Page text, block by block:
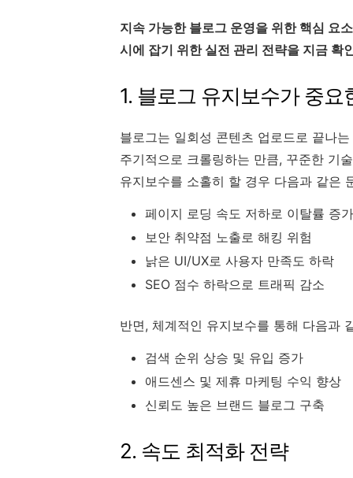
지속 가능한 블로그 운영을 위한 핵심 요
시에 잡기 위한 실전 관리 전략을 지금 확
1. 블로그 유지보수가 중요
블로그는 일회성 콘텐츠 업로드로 끝나
주기적으로 크롤링하는 만큼, 꾸준한 기
유지보수를 소홀히 할 경우 다음과 같은
페이지 로딩 속도 저하로 이탈률 증가
보안 취약점 노출로 해킹 위험
낡은 UI/UX로 사용자 만족도 하락
SEO 점수 하락으로 트래픽 감소
반면, 체계적인 유지보수를 통해 다음과
검색 순위 상승 및 유입 증가
애드센스 및 제휴 마케팅 수익 향상
신뢰도 높은 브랜드 블로그 구축
2. 속도 최적화 전략